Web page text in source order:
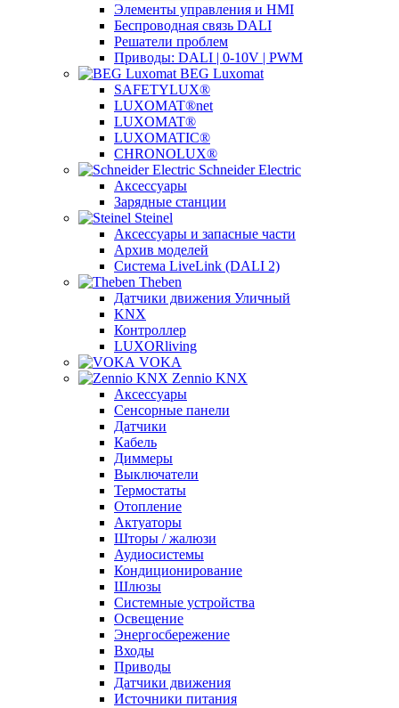
Элементы управления и HMI
Беспроводная связь DALI
Решатели проблем
Приводы: DALI | 0-10V | PWM
BEG Luxomat
SAFETYLUX®
LUXOMAT®net
LUXOMAT®
LUXOMATIC®
CHRONOLUX®
Schneider Electric
Аксессуары
Зарядные станции
Steinel
Аксессуары и запасные части
Архив моделей
Система LiveLink (DALI 2)
Theben
Датчики движения Уличный
KNX
Контроллер
LUXORliving
VOKA
Zennio KNX
Аксессуары
Сенсорные панели
Датчики
Кабель
Диммеры
Выключатели
Термостаты
Отопление
Актуаторы
Шторы / жалюзи
Аудиосистемы
Кондиционирование
Шлюзы
Системные устройства
Освещение
Энергосбережение
Входы
Приводы
Датчики движения
Источники питания